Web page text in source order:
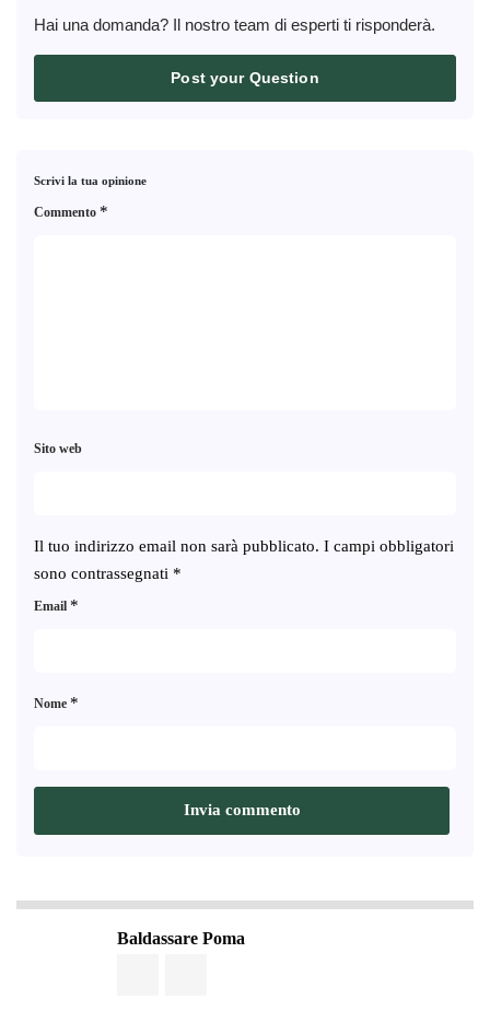
Hai una domanda? Il nostro team di esperti ti risponderà.
Post your Question
Scrivi la tua opinione
Il tuo indirizzo email non sarà pubblicato. I campi obbligatori
sono contrassegnati *
Commento *
Nome *
Email *
Sito web
Baldassare Poma